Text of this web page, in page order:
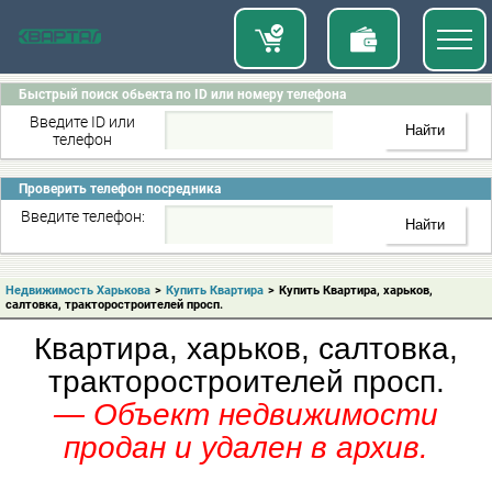
Быстрый поиск обьекта по ID или номеру телефона
Введите ID или
телефон
Проверить телефон посредника
Введите телефон:
Недвижимость Харькова > Купить Квартира > Купить Квартира, харьков,
салтовка, тракторостроителей просп.
Квартира, харьков, салтовка,
тракторостроителей просп.
— Объект недвижимости
продан и удален в архив.